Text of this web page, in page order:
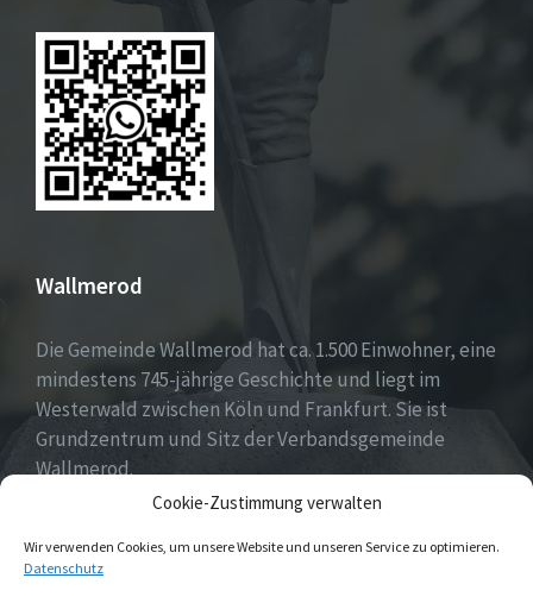
Cookie-Zustimmung verwalten
Wir verwenden Cookies, um unsere Website und unseren Service zu optimieren.
Datenschutz
Wallmerod
Die Gemeinde Wallmerod hat ca. 1.500 Einwohner, eine
mindestens 745-jährige Geschichte und liegt im
Westerwald zwischen Köln und Frankfurt. Sie ist
Grundzentrum und Sitz der Verbandsgemeinde
Wallmerod.